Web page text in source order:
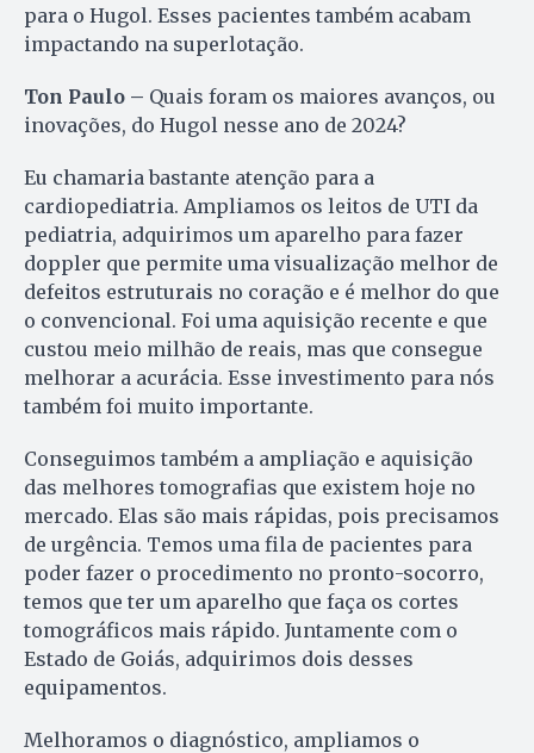
para o Hugol. Esses pacientes também acabam
impactando na superlotação.
Ton Paulo – Quais foram os maiores avanços, ou
inovações, do Hugol nesse ano de 2024?
Eu chamaria bastante atenção para a
cardiopediatria. Ampliamos os leitos de UTI da
pediatria, adquirimos um aparelho para fazer
doppler que permite uma visualização melhor de
defeitos estruturais no coração e é melhor do que
o convencional. Foi uma aquisição recente e que
custou meio milhão de reais, mas que consegue
melhorar a acurácia. Esse investimento para nós
também foi muito importante.
Conseguimos também a ampliação e aquisição
das melhores tomografias que existem hoje no
mercado. Elas são mais rápidas, pois precisamos
de urgência. Temos uma fila de pacientes para
poder fazer o procedimento no pronto-socorro,
temos que ter um aparelho que faça os cortes
tomográficos mais rápido. Juntamente com o
Estado de Goiás, adquirimos dois desses
equipamentos.
Melhoramos o diagnóstico, ampliamos o